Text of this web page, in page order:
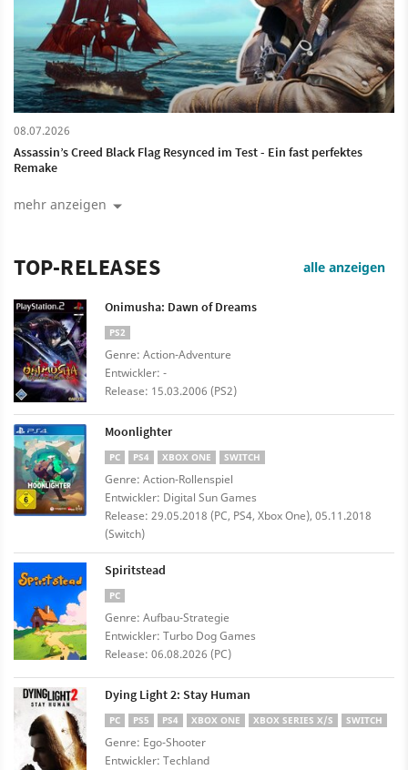
08.07.2026
Assassin’s Creed Black Flag Resynced im Test - Ein fast perfektes
Remake
mehr anzeigen
TOP-RELEASES alle anzeigen
Onimusha: Dawn of Dreams
PS2
Genre: Action-Adventure
Entwickler: -
Release: 15.03.2006 (PS2)
Moonlighter
PC PS4 XBOX ONE SWITCH
Genre: Action-Rollenspiel
Entwickler: Digital Sun Games
Release: 29.05.2018 (PC, PS4, Xbox One), 05.11.2018
(Switch)
Spiritstead
PC
Genre: Aufbau-Strategie
Entwickler: Turbo Dog Games
Release: 06.08.2026 (PC)
Dying Light 2: Stay Human
PC PS5 PS4 XBOX ONE XBOX SERIES X/S SWITCH
Genre: Ego-Shooter
Entwickler: Techland